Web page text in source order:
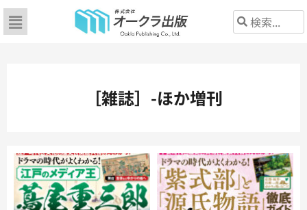
［雑誌］-ほか増刊